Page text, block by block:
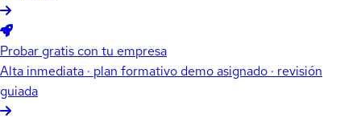
Probar gratis con tu empresa
Alta inmediata · plan formativo demo asignado · revisión
guiada